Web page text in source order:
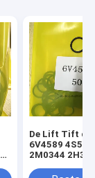
De Lift Tift die
6V4589
2M0344